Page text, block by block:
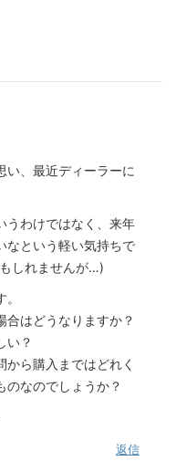
い、最近ディーラーに
うわけではなく、来年
なという軽い気持ちで
しれませんが…)
合はどうなりますか？
い？
ら購入まではどれく
のなのでしょうか？
返信